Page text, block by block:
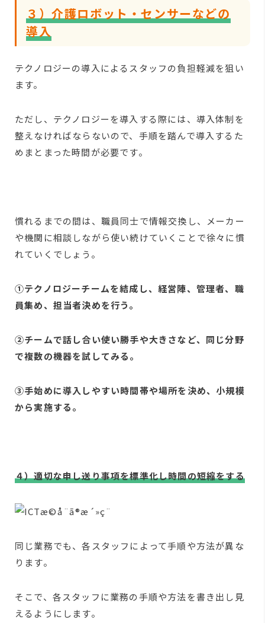
３）介護ロボット・センサーなどの
導入
テクノロジーの導入によるスタッフの負担軽減を狙い
ます。
ただし、テクノロジーを導入する際には、導入体制を
整えなければならないので、手順を踏んで導入するた
めまとまった時間が必要です。
慣れるまでの間は、職員同士で情報交換し、メーカー
や機関に相談しながら使い続けていくことで徐々に慣
れていくでしょう。
①テクノロジーチームを結成し、経営陣、管理者、職
員集め、担当者決めを行う。
②チームで話し合い使い勝手や大きさなど、同じ分野
で複数の機器を試してみる。
③手始めに導入しやすい時間帯や場所を決め、小規模
から実施する。
４）適切な申し送り事項を標準化し時間の短縮をする
同じ業務でも、各スタッフによって手順や方法が異な
ります。
そこで、各スタッフに業務の手順や方法を書き出し見
えるようにします。